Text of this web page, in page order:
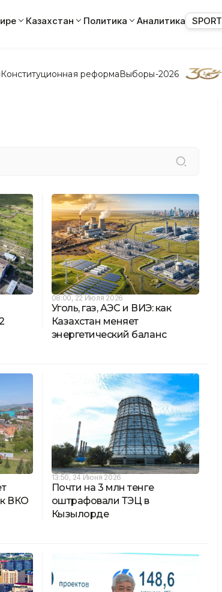
Казахстан Политика Аналитика SPORT
Конституционная реформаВыборы-2026
08:00, 22 Июля 2026
Уголь, газ, АЭС и ВИЭ: как
Казахстан меняет
энергетический баланс
ВКО
13:50, 24 Июня 2026
Почти на 3 млн тенге
оштрафовали ТЭЦ в
Кызылорде